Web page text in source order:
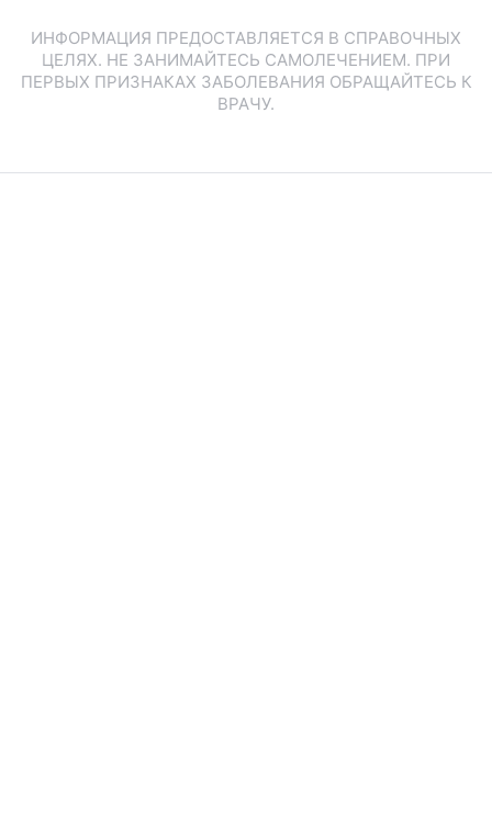
ИНФОРМАЦИЯ ПРЕДОСТАВЛЯЕТСЯ В СПРАВОЧНЫХ
ЦЕЛЯХ. НЕ ЗАНИМАЙТЕСЬ САМОЛЕЧЕНИЕМ. ПРИ
ПЕРВЫХ ПРИЗНАКАХ ЗАБОЛЕВАНИЯ ОБРАЩАЙТЕСЬ К
ВРАЧУ.